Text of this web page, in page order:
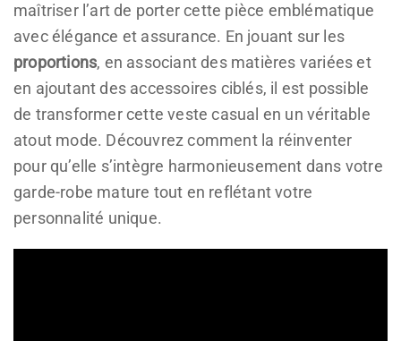
maîtriser l’art de porter cette pièce emblématique
avec élégance et assurance. En jouant sur les
proportions, en associant des matières variées et
en ajoutant des accessoires ciblés, il est possible
de transformer cette veste casual en un véritable
atout mode. Découvrez comment la réinventer
pour qu’elle s’intègre harmonieusement dans votre
garde-robe mature tout en reflétant votre
personnalité unique.